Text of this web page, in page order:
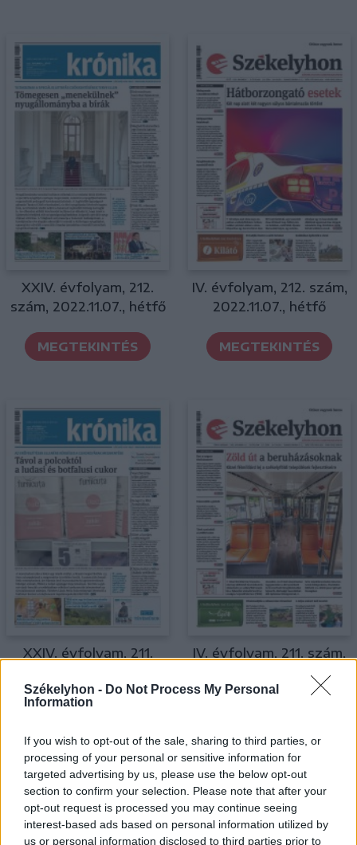
Székelyhon - Do Not Process My Personal
Information
If you wish to opt-out of the sale, sharing to third parties, or
processing of your personal or sensitive information for
targeted advertising by us, please use the below opt-out
section to confirm your selection. Please note that after your
opt-out request is processed you may continue seeing
interest-based ads based on personal information utilized by
us or personal information disclosed to third parties prior to
XXIV. évfolyam, 212.
szám, 2022.11.07., hétfő
MEGTEKINTÉS
IV. évfolyam, 212. szám,
2022.11.07., hétfő
MEGTEKINTÉS
XXIV. évfolyam, 211.
péntek
IV. évfolyam, 211. szám,
2022.11.04., péntek